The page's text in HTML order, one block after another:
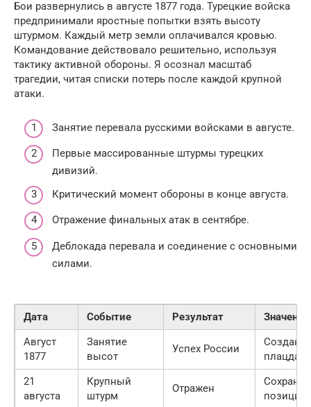
Бои развернулись в августе 1877 года. Турецкие войска
предпринимали яростные попытки взять высоту
штурмом. Каждый метр земли оплачивался кровью.
Командование действовало решительно, используя
тактику активной обороны. Я осознал масштаб
трагедии, читая списки потерь после каждой крупной
атаки.
Занятие перевала русскими войсками в августе.
Первые массированные штурмы турецких
дивизий.
Критический момент обороны в конце августа.
Отражение финальных атак в сентябре.
Деблокада перевала и соединение с основными
силами.
Дата Событие Результат
Значение
Август
1877
Занятие
высот
Успех России
21
августа
Крупный
штурм
Отражен
позиций